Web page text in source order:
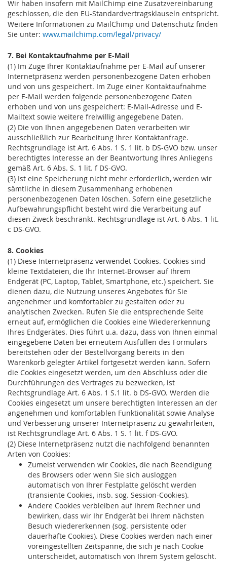
Wir haben insofern mit MailChimp eine Zusatzvereinbarung
geschlossen, die den EU-Standardvertragsklauseln entspricht.
Weitere Informationen zu MailChimp und Datenschutz finden
Sie unter: www.mailchimp.com/legal/privacy/
7. Bei Kontaktaufnahme per E-Mail
(1) Im Zuge Ihrer Kontaktaufnahme per E-Mail auf unserer
Internetpräsenz werden personenbezogene Daten erhoben
und von uns gespeichert. Im Zuge einer Kontaktaufnahme
per E-Mail werden folgende personenbezogene Daten
erhoben und von uns gespeichert: E-Mail-Adresse und E-
Mailtext sowie weitere freiwillig angegebene Daten.
(2) Die von Ihnen angegebenen Daten verarbeiten wir
ausschließlich zur Bearbeitung Ihrer Kontaktanfrage.
Rechtsgrundlage ist Art. 6 Abs. 1 S. 1 lit. b DS-GVO bzw. unser
berechtigtes Interesse an der Beantwortung Ihres Anliegens
gemäß Art. 6 Abs. S. 1 lit. f DS-GVO.
(3) Ist eine Speicherung nicht mehr erforderlich, werden wir
sämtliche in diesem Zusammenhang erhobenen
personenbezogenen Daten löschen. Sofern eine gesetzliche
Aufbewahrungspflicht besteht wird die Verarbeitung auf
diesen Zweck beschränkt. Rechtsgrundlage ist Art. 6 Abs. 1 lit.
c DS-GVO.
8. Cookies
(1) Diese Internetpräsenz verwendet Cookies. Cookies sind
kleine Textdateien, die Ihr Internet-Browser auf Ihrem
Endgerät (PC, Laptop, Tablet, Smartphone, etc.) speichert. Sie
dienen dazu, die Nutzung unseres Angebotes für Sie
angenehmer und komfortabler zu gestalten oder zu
analytischen Zwecken. Rufen Sie die entsprechende Seite
erneut auf, ermöglichen die Cookies eine Wiedererkennung
Ihres Endgerätes. Dies führt u.a. dazu, dass von Ihnen einmal
eingegebene Daten bei erneutem Ausfüllen des Formulars
bereitstehen oder der Bestellvorgang bereits in den
Warenkorb gelegter Artikel fortgesetzt werden kann. Sofern
die Cookies eingesetzt werden, um den Abschluss oder die
Durchführungen des Vertrages zu bezwecken, ist
Rechtsgrundlage Art. 6 Abs. 1 S.1 lit. b DS-GVO. Werden die
Cookies eingesetzt um unsere berechtigten Interessen an der
angenehmen und komfortablen Funktionalität sowie Analyse
und Verbesserung unserer Internetpräsenz zu gewährleiten,
ist Rechtsgrundlage Art. 6 Abs. 1 S. 1 lit. f DS-GVO.
(2) Diese Internetpräsenz nutzt die nachfolgend benannten
Arten von Cookies:
Zumeist verwenden wir Cookies, die nach Beendigung
des Browsers oder wenn Sie sich ausloggen
automatisch von Ihrer Festplatte gelöscht werden
(transiente Cookies, insb. sog. Session-Cookies).
Andere Cookies verbleiben auf Ihrem Rechner und
bewirken, dass wir Ihr Endgerät bei Ihrem nächsten
Besuch wiedererkennen (sog. persistente oder
dauerhafte Cookies). Diese Cookies werden nach einer
voreingestellten Zeitspanne, die sich je nach Cookie
unterscheidet, automatisch von Ihrem System gelöscht.